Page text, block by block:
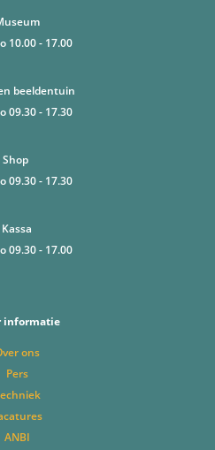
10.00 - 17.00
beeldentuin
09.30 - 17.30
Shop
09.30 - 17.30
Kassa
09.30 - 17.00
informatie
ons
Pers
ANBI